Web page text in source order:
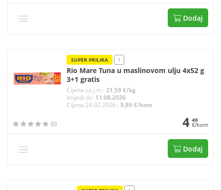
Dodaj
SUPER PRILIKA !
Rio Mare Tuna u maslinovom ulju 4x52 g
3+1 gratis
Cijena za j.m.: 21,59 €/kg
Vrijedi do: 11.08.2026
Cijena 24.02.2026.: 5,89 €/kom
(0) 4 49
€/kom
Dodaj